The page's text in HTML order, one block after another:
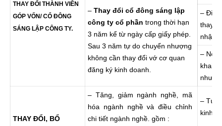
THAY ĐỔI THÀNH VIÊN
GÓP VỐN/ CỔ ĐÔNG
SÁNG LẬP CÔNG TY.
– Thay đổi cổ đông sáng lập
công ty cổ phần trong thời hạn
3 năm kể từ ngày cấp giấy phép.
Sau 3 năm tự do chuyển nhượng
không cần thay đổi vớ cơ quan
đăng ký kinh doanh.
– Đi
thay
nhận
– Nộp
khai
THAY ĐỔI, BỔ
– Tăng, giảm ngành nghề, mã
hóa ngành nghề và điều chỉnh
chi tiết ngành nghề. gồm :
– Tư
kinh